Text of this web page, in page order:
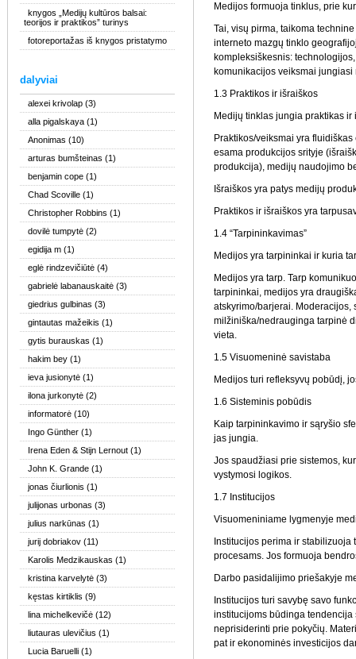
knygos „Medijų kultūros balsai:
teorijos ir praktikos” turinys
fotoreportažas iš knygos pristatymo
dalyviai
alexei krivolap (3)
alla pigalskaya (1)
Anonimas (10)
arturas bumšteinas (1)
benjamin cope (1)
Chad Scoville (1)
Christopher Robbins (1)
dovilė tumpytė (2)
egidija m (1)
eglė rindzevičiūtė (4)
gabrielė labanauskaitė (3)
giedrius gulbinas (3)
gintautas mažeikis (1)
gytis burauskas (1)
hakim bey (1)
ieva jusionytė (1)
ilona jurkonytė (2)
informatorė (10)
Ingo Günther (1)
Irena Eden & Stijn Lernout (1)
John K. Grande (1)
jonas čiurlionis (1)
julijonas urbonas (3)
julius narkūnas (1)
jurij dobriakov (11)
Karolis Medzikauskas (1)
kristina karvelytė (3)
kęstas kirtiklis (9)
lina michelkevičė (12)
liutauras ulevičius (1)
Lucia Baruelli (1)
Medijos formuoja tinklus, prie
Tai, visų pirma, taikoma
interneto mazgų tinklo
kompleksiškesnis:
komunikacijos veiksmai
1.3 Praktikos ir išraiškos
Medijų tinklas jungia praktikas ir
Praktikos/veiksmai yra
esama produkcijos srityje
produkcija), medijų naudojimo
Išraiškos yra patys medijų
Praktikos ir išraiškos yra
1.4 “Tarpininkavimas”
Medijos yra tarpininkai ir kuria
Medijos yra tarp. Tarp
tarpininkai, medijos yra
atskyrimo/barjerai. Moderacijos,
milžiniška/nedrauginga tarpinė
vieta.
1.5 Visuomeninė savistaba
Medijos turi refleksyvų pobūdį,
1.6 Sisteminis pobūdis
Kaip tarpininkavimo ir sąryšio
jas jungia.
Jos spaudžiasi prie sistemos,
vystymosi logikos.
1.7 Institucijos
Visuomeniniame lygmenyje
Institucijos perima ir
procesams. Jos formuoja
Darbo pasidalijimo priešakyje
Institucijos turi savybę savo
institucijoms būdinga
neprisiderinti prie pokyčių.
pat ir ekonominės investicijos